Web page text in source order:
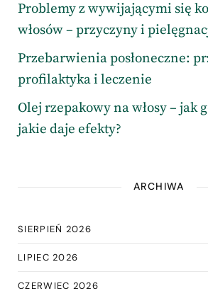
Problemy z wywijającymi się
włosów – przyczyny i
Przebarwienia posłoneczne:
profilaktyka i leczenie
Olej rzepakowy na włosy – jak
jakie daje efekty?
ARCHIWA
SIERPIEŃ 2026
LIPIEC 2026
CZERWIEC 2026